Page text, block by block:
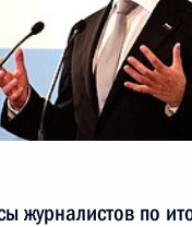
журналистов по